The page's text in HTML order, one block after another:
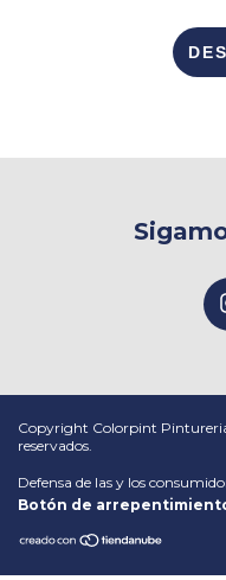
Copyright Colorpint
reservados.
Defensa de las y los
Botón de